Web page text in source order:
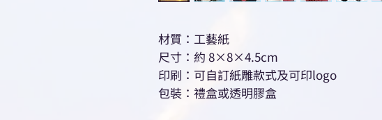
材質：工藝紙
尺寸：約 8×8×4.5cm
印刷：可自訂紙雕款式及可印logo
包裝：禮盒或透明膠盒